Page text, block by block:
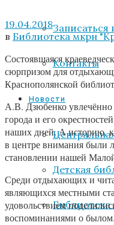
Записаться
Контакты
Новости
Детская
Библиотека
19.04.2018
в Библиотека мкрн
Состоявшаяся
сюрпризом для
Краснополянской
А.В. Дзюбенко увлечённо
города и его
наших дней. А историю,
в центре внимания были
становлении нашей
Среди отдыхающих и
являющихся местными
удовольствием
воспоминаниями о былом.